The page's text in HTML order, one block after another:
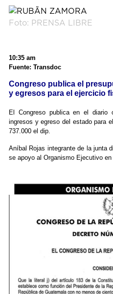
Foto: PRENSA LIBRE
10:35 am
Fuente: Transdoc
Congreso publica el
y egresos para el ejercicio
El Congreso publica en el diario
ingresos y egreso del estado para
737.000 el dip.
Aníbal Rojas integrante de la junta
se apoyo al Organismo Ejecutivo